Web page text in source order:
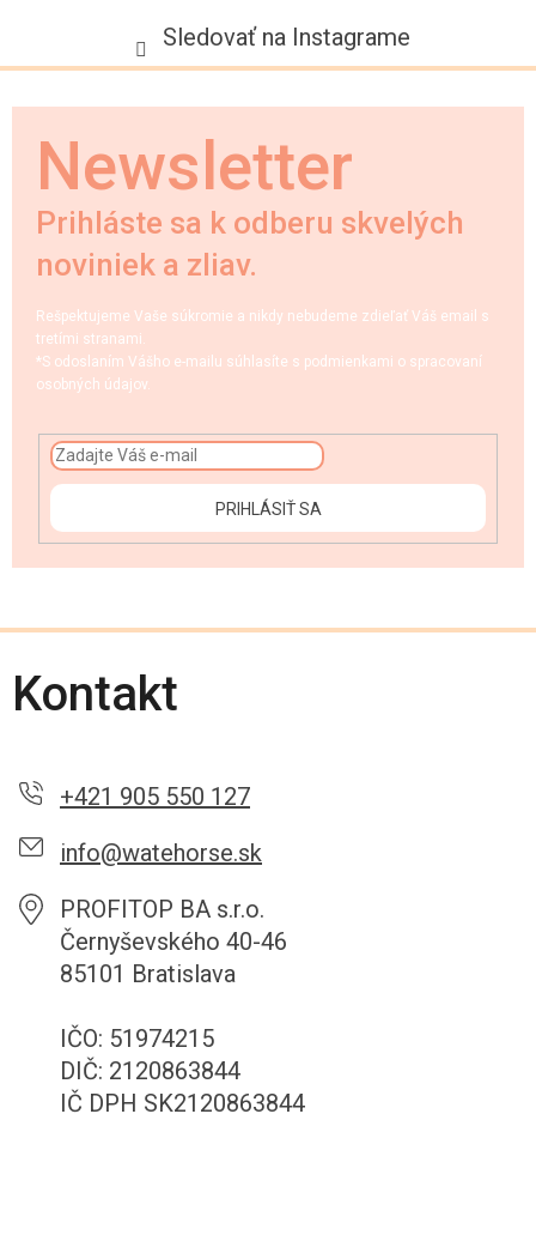
Sledovať na Instagrame
Newsletter
Prihláste sa k odberu skvelých
noviniek a zliav.
Rešpektujeme Vaše súkromie a nikdy nebudeme zdieľať Váš email s
tretími stranami.
*S odoslaním Vášho e-mailu súhlasíte s podmienkami o spracovaní
osobných údajov.
PRIHLÁSIŤ SA
Kontakt
+421 905 550 127
info@watehorse.sk
PROFITOP BA s.r.o.
Černyševského 40-46
85101 Bratislava
IČO: 51974215
DIČ: 2120863844
IČ DPH SK2120863844